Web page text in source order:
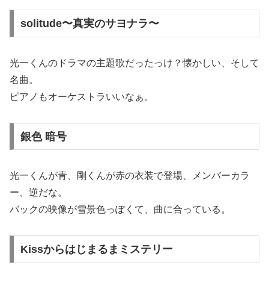
solitude〜真実のサヨナラ〜
光一くんのドラマの主題歌だったっけ？懐かしい、そして
名曲。
ピアノもオーケストラいいなぁ。
銀色 暗号
光一くんが青、剛くんが赤の衣装で登場、メンバーカラ
ー、逆だな。
バックの映像が雪景色っぽくて、曲に合っている。
Kissからはじまるまミステリー